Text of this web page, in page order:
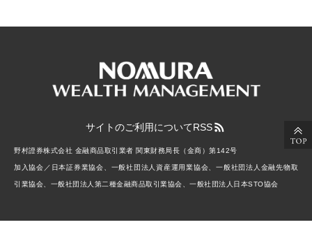
サイトのご利用についてRSS
野村證券株式会社 金融商品取引業者 関東財務局長（金商）第142号
加入協会／日本証券業協会、一般社団法人資産運用業協会、一般社団法人金融先物取
引業協会、一般社団法人第二種金融商品取引業協会、一般社団法人日本STO協会